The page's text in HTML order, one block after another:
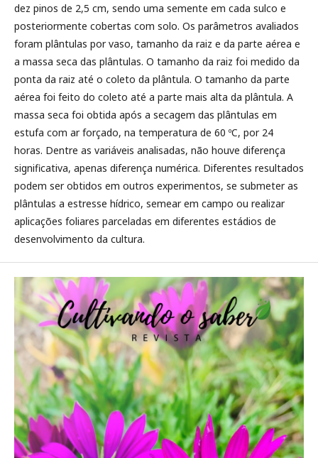
dez pinos de 2,5 cm, sendo uma semente em cada sulco e
posteriormente cobertas com solo. Os parâmetros avaliados
foram plântulas por vaso, tamanho da raiz e da parte aérea e
a massa seca das plântulas. O tamanho da raiz foi medido da
ponta da raiz até o coleto da plântula. O tamanho da parte
aérea foi feito do coleto até a parte mais alta da plântula. A
massa seca foi obtida após a secagem das plântulas em
estufa com ar forçado, na temperatura de 60 ºC, por 24
horas. Dentre as variáveis analisadas, não houve diferença
significativa, apenas diferença numérica. Diferentes resultados
podem ser obtidos em outros experimentos, se submeter as
plântulas a estresse hídrico, semear em campo ou realizar
aplicações foliares parceladas em diferentes estádios de
desenvolvimento da cultura.